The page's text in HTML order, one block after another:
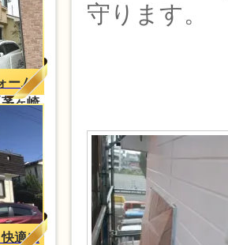
ーム
ヶ崎
適に
守ります。